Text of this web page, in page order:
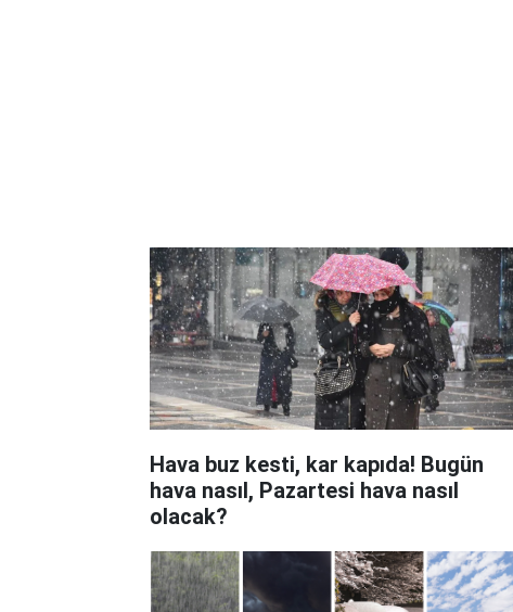
Hava buz kesti, kar kapıda! Bugün
hava nasıl, Pazartesi hava nasıl
olacak?